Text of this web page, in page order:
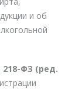
и об
218-ФЗ (ред.